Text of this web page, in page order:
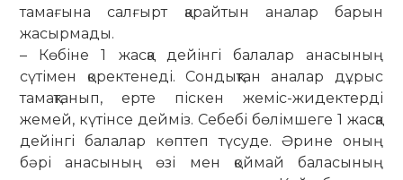
тамағына салғырт қарайтын аналар барын
жасырмады.
– Көбіне 1 жасқа дейінгі балалар анасының
сүтімен қоректенеді. Сон­дықтан аналар дұрыс
тамақтанып, ерте піскен жеміс-жидектерді
жемей, кү­­тінсе дейміз. Себебі бөлімшеге 1 жас­қа
дейінгі балалар көптеп түсуде. Әрине оның
бәрі анасының өзі мен қой­май баласының